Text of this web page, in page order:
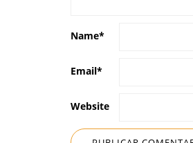
Name*
Email*
Website